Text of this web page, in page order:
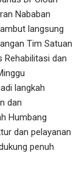
Nababan
langsung
Tim Satuan
Rehabilitasi dan
langkah
dan
Humbang
dan pelayanan
penuh